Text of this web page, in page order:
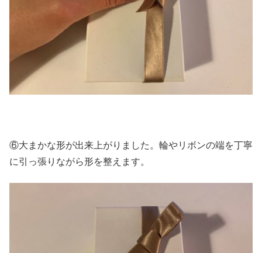
⑥大まかな形が出来上がりました。輪やリボンの端を丁寧
に引っ張りながら形を整えます。